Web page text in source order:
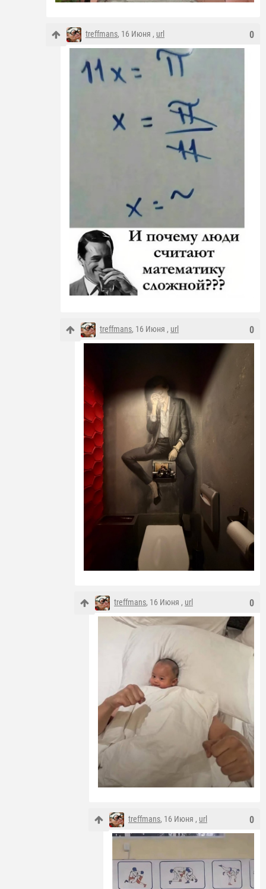
0
treffmans, 16 Июня , url
0
treffmans, 16 Июня , url
0
treffmans, 16 Июня , url
0
treffmans, 16 Июня , url